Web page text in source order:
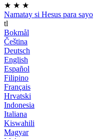
★ ★ ★
Namatay si Hesus para sayo
tl
Bokmål
Čeština
Deutsch
English
Español
Filipino
Français
Hrvatski
Indonesia
Italiana
Kiswahili
Magyar